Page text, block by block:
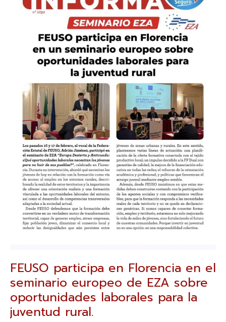
FEUSO participa en Florencia en el
seminario europeo de EZA sobre
oportunidades laborales para la
juventud rural.
seminario
oportunidades
juventud